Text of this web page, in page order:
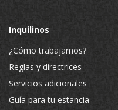
Inquilinos
¿Cómo trabajamos?
Reglas y directrices
Servicios adicionales
Guía para tu estancia